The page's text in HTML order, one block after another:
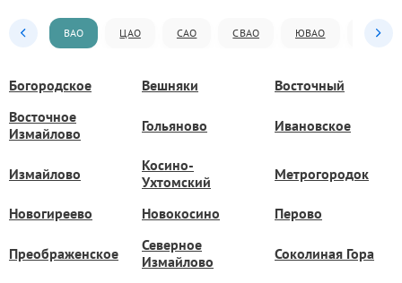
ВАО ЦАО САО СВАО ЮВАО ЮАО
Богородское Вешняки
Восточный
Восточное
Измайлово
Гольяново Ивановское
Измайлово
Косино-
Ухтомский
Метрогородок
Новогиреево Новокосино Перово
Преображенское
Северное
Измайлово
Соколиная Гора